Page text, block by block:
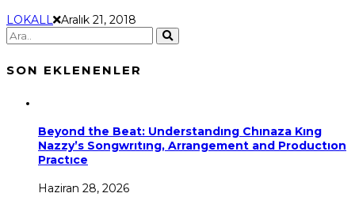
LOKALL Aralık 21, 2018
SON EKLENENLER
Beyond the Beat: Understandıng Chınaza Kıng
Nazzy’s Songwrıtıng, Arrangement and Productıon
Practıce
Haziran 28, 2026